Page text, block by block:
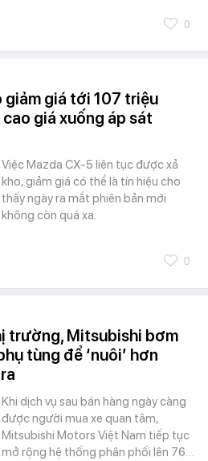
0
giảm giá tới 107 triệu
giá xuống áp sát
Việc Mazda CX-5 liên tục được xả
kho, giảm giá có thể là tín hiệu cho
thấy ngày ra mắt phiên bản mới
không còn quá xa.
0
trường, Mitsubishi bơm
tùng để ‘nuôi’ hơn
Khi dịch vụ sau bán hàng ngày càng
được người mua xe quan tâm,
Mitsubishi Motors Việt Nam tiếp tục
mở rộng hệ thống phân phối lên 76…